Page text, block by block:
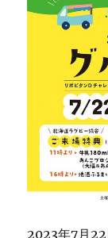
2023年7月